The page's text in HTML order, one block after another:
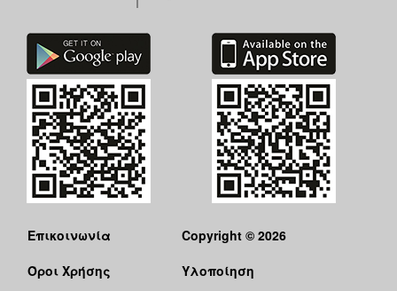
Επικοινωνία
Όροι Χρήσης
Copyright © 2026
Υλοποίηση